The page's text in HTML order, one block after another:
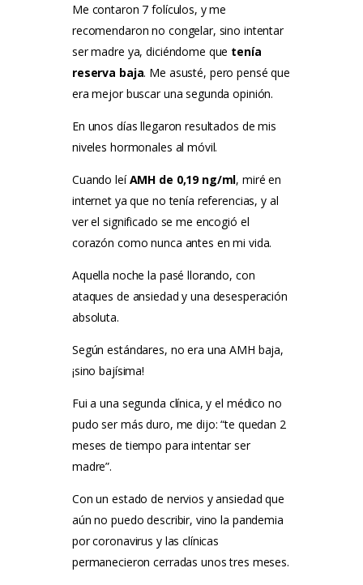
Me contaron 7 folículos, y me
recomendaron no congelar, sino intentar
ser madre ya, diciéndome que tenía
reserva baja. Me asusté, pero pensé que
era mejor buscar una segunda opinión.
En unos días llegaron resultados de mis
niveles hormonales al móvil.
Cuando leíAMH de 0,19 ng/ml, miré en
internet ya que no tenía referencias, y al
ver el significado se me encogió el
corazón como nunca antes en mi vida.
Aquella noche la pasé llorando, con
ataques de ansiedad y una desesperación
absoluta.
Según estándares, no era una AMH baja,
¡sino bajísima!
Fui a una segunda clínica, y el médico no
pudo ser más duro, me dijo: “te quedan 2
meses de tiempo para intentar ser
madre”.
Con un estado de nervios y ansiedad que
aún no puedo describir, vino la pandemia
por coronavirus y las clínicas
permanecieron cerradas unos tres meses.